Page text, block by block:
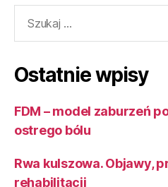
Ostatnie wpisy
FDM – model zaburzeń
ostrego bólu
Rwa kulszowa. Objawy,
rehabilitacji